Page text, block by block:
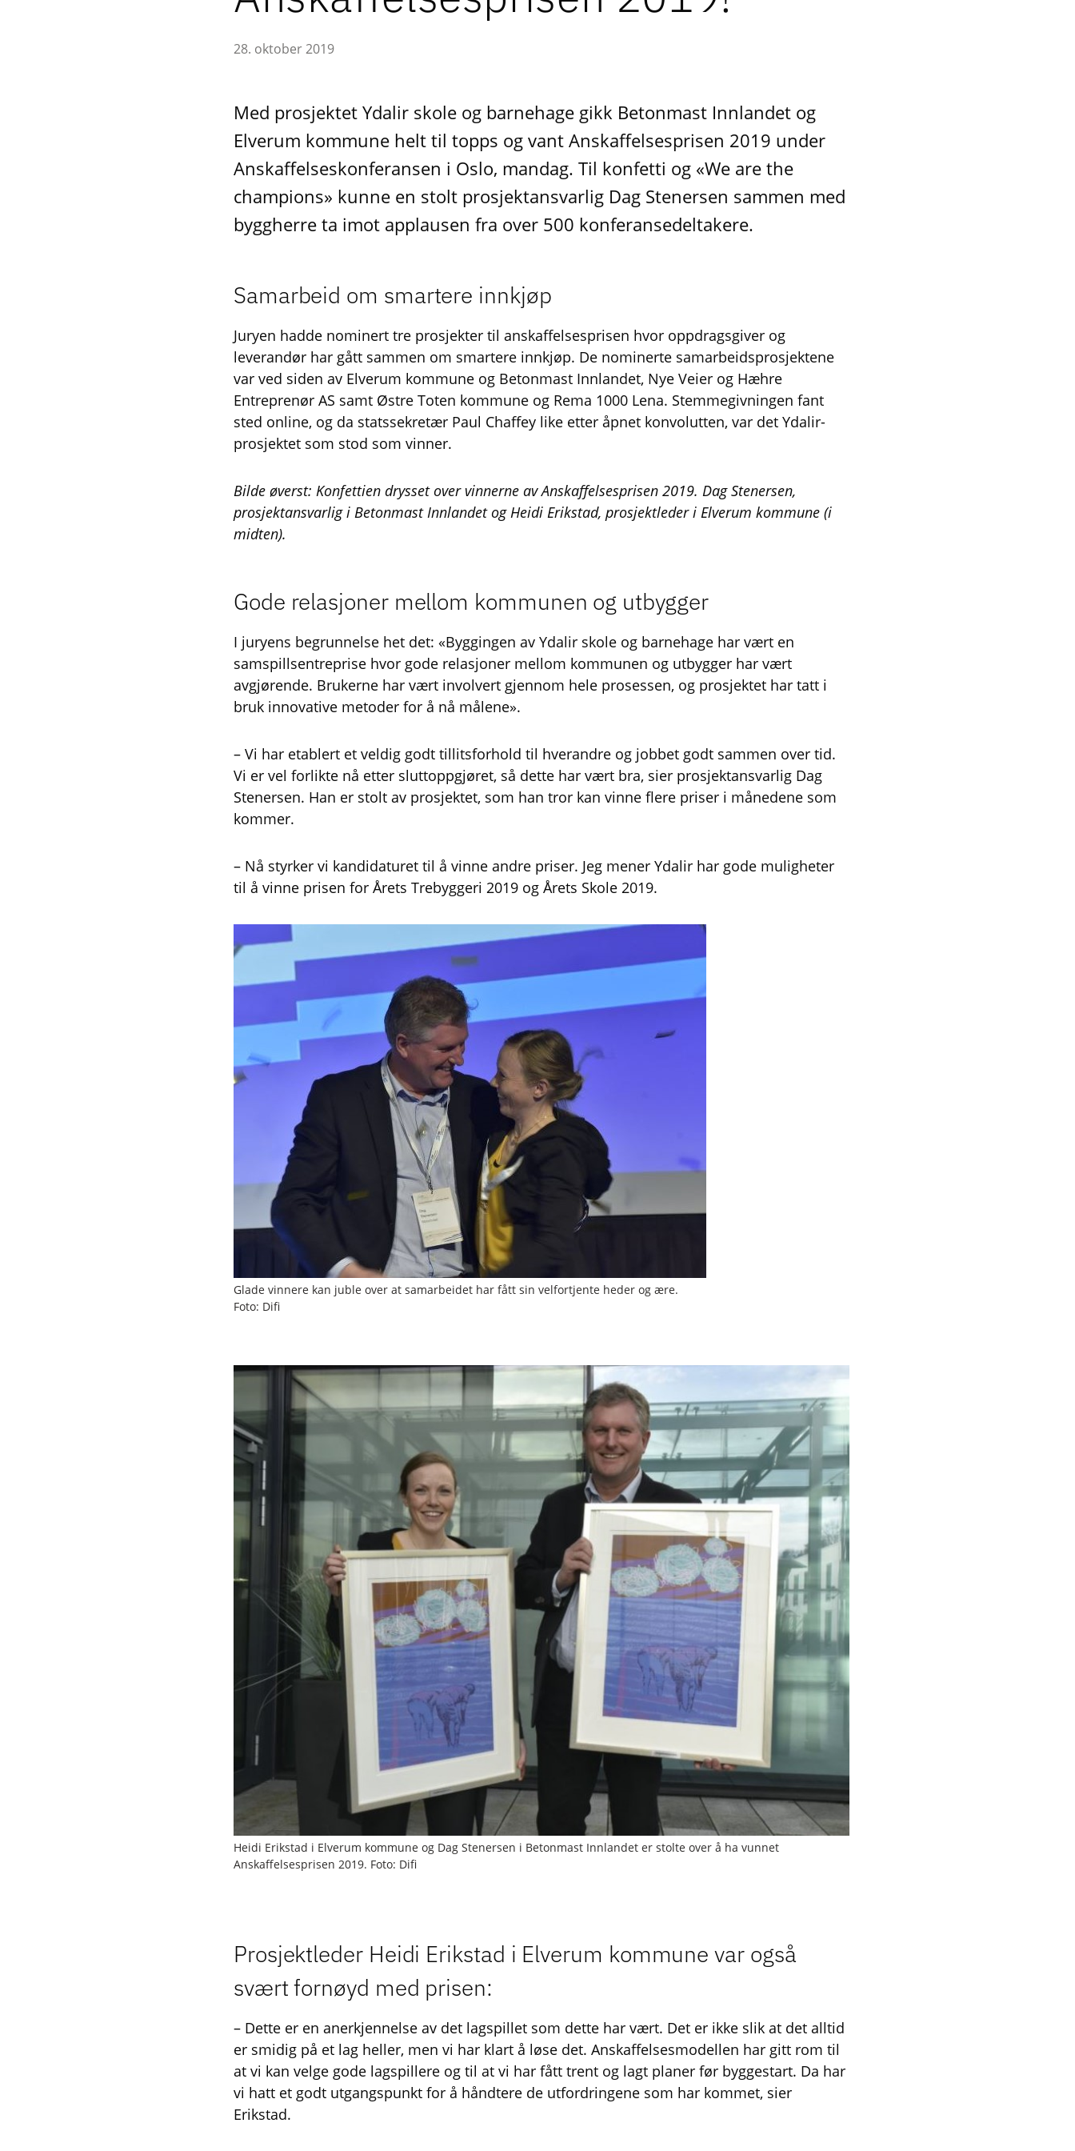
28. oktober 2019
Med prosjektet Ydalir skole og barnehage gikk Betonmast Innlandet og
Elverum kommune helt til topps og vant Anskaffelsesprisen 2019 under
Anskaffelseskonferansen i Oslo, mandag. Til konfetti og «We are the
champions» kunne en stolt prosjektansvarlig Dag Stenersen sammen med
byggherre ta imot applausen fra over 500 konferansedeltakere.
Samarbeid om smartere innkjøp
Juryen hadde nominert tre prosjekter til anskaffelsesprisen hvor oppdragsgiver og
leverandør har gått sammen om smartere innkjøp. De nominerte samarbeidsprosjektene
var ved siden av Elverum kommune og Betonmast Innlandet, Nye Veier og Hæhre
Entreprenør AS samt Østre Toten kommune og Rema 1000 Lena. Stemmegivningen fant
sted online, og da statssekretær Paul Chaffey like etter åpnet konvolutten, var det Ydalir-
prosjektet som stod som vinner.
Bilde øverst: Konfettien drysset over vinnerne av Anskaffelsesprisen 2019. Dag Stenersen,
prosjektansvarlig i Betonmast Innlandet og Heidi Erikstad, prosjektleder i Elverum kommune (i
midten).
Gode relasjoner mellom kommunen og utbygger
I juryens begrunnelse het det: «Byggingen av Ydalir skole og barnehage har vært en
samspillsentreprise hvor gode relasjoner mellom kommunen og utbygger har vært
avgjørende. Brukerne har vært involvert gjennom hele prosessen, og prosjektet har tatt i
bruk innovative metoder for å nå målene».
– Vi har etablert et veldig godt tillitsforhold til hverandre og jobbet godt sammen over tid.
Vi er vel forlikte nå etter sluttoppgjøret, så dette har vært bra, sier prosjektansvarlig Dag
Stenersen. Han er stolt av prosjektet, som han tror kan vinne flere priser i månedene som
kommer.
– Nå styrker vi kandidaturet til å vinne andre priser. Jeg mener Ydalir har gode muligheter
til å vinne prisen for Årets Trebyggeri 2019 og Årets Skole 2019.
Glade vinnere kan juble over at samarbeidet har fått sin velfortjente heder og ære.
Foto: Difi
Heidi Erikstad i Elverum kommune og Dag Stenersen i Betonmast Innlandet er stolte over å ha vunnet
Anskaffelsesprisen 2019. Foto: Difi
Prosjektleder Heidi Erikstad i Elverum kommune var også
svært fornøyd med prisen:
– Dette er en anerkjennelse av det lagspillet som dette har vært. Det er ikke slik at det alltid
er smidig på et lag heller, men vi har klart å løse det. Anskaffelsesmodellen har gitt rom til
at vi kan velge gode lagspillere og til at vi har fått trent og lagt planer før byggestart. Da har
vi hatt et godt utgangspunkt for å håndtere de utfordringene som har kommet, sier
Erikstad.